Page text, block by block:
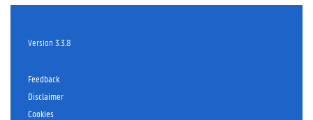
Version 3.3.8
Feedback
Disclaimer
Cookies